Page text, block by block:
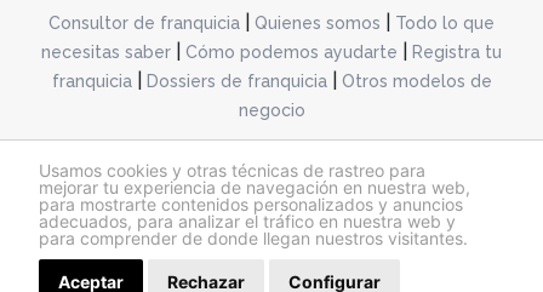
Usamos cookies y otras técnicas de rastreo para
mejorar tu experiencia de navegación en nuestra web,
para mostrarte contenidos personalizados y anuncios
adecuados, para analizar el tráfico en nuestra web y
para comprender de donde llegan nuestros visitantes.
Aceptar Rechazar Configurar
Consultor de franquicia Quienes somos
Todo lo que
necesitas saber
Cómo podemos ayudarte
Registra tu
franquicia| Dossiers de franquicia|
Otros modelos de
negocio
@franquiciashoy.es |Aviso legal| Política de cookies|Política de privacidad